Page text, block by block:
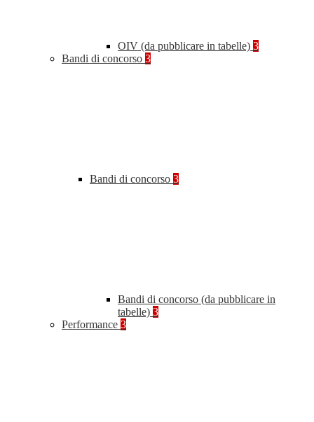
OIV (da pubblicare in tabelle) 3
Bandi di concorso 3
Bandi di concorso 3
Bandi di concorso (da pubblicare in
tabelle) 3
Performance 3